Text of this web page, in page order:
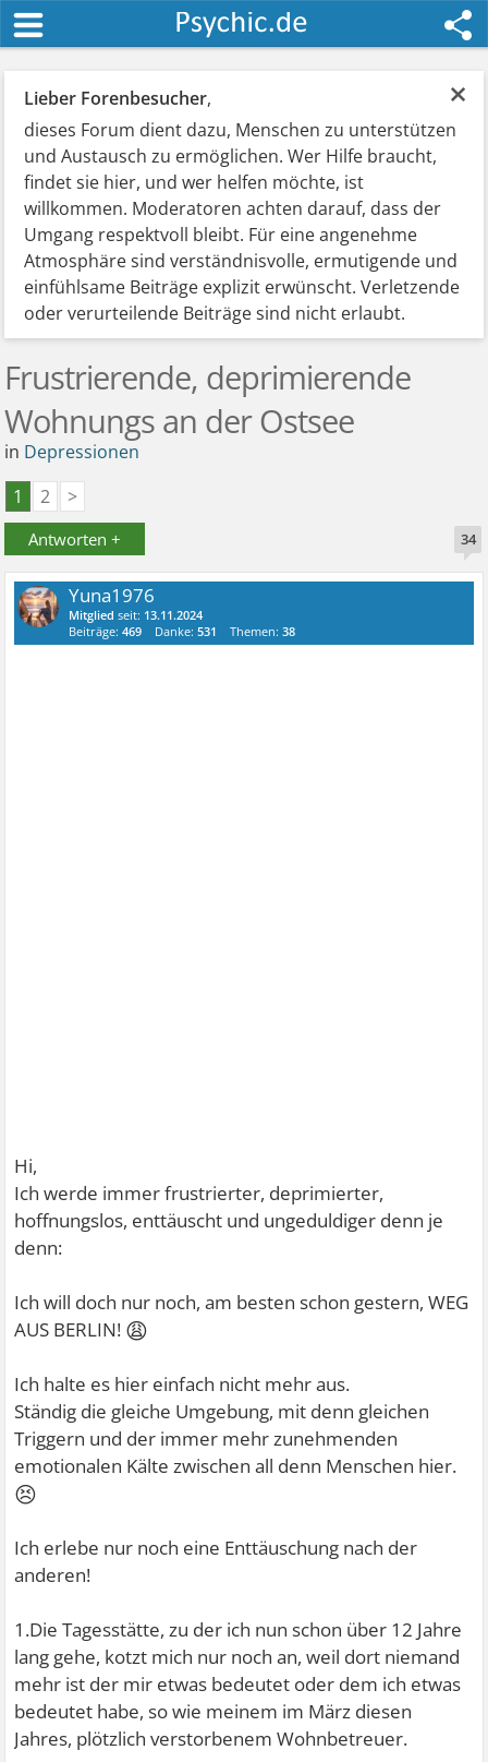
×
Lieber Forenbesucher,
dieses Forum dient dazu, Menschen zu unterstützen
und Austausch zu ermöglichen. Wer Hilfe braucht,
findet sie hier, und wer helfen möchte, ist
willkommen. Moderatoren achten darauf, dass der
Umgang respektvoll bleibt. Für eine angenehme
Atmosphäre sind verständnisvolle, ermutigende und
einfühlsame Beiträge explizit erwünscht. Verletzende
oder verurteilende Beiträge sind nicht erlaubt.
Frustrierende, deprimierende
Wohnungs an der Ostsee
in Depressionen
1
2 >
Antworten + 34
Yuna1976
Mitglied seit: 13.11.2024
Beiträge:469 Danke:531 Themen:38
Hi,
Ich werde immer frustrierter, deprimierter,
hoffnungslos, enttäuscht und ungeduldiger denn je
denn:
Ich will doch nur noch, am besten schon gestern, WEG
AUS BERLIN! 😩
Ich halte es hier einfach nicht mehr aus.
Ständig die gleiche Umgebung, mit denn gleichen
Triggern und der immer mehr zunehmenden
emotionalen Kälte zwischen all denn Menschen hier.
😣
Ich erlebe nur noch eine Enttäuschung nach der
anderen!
1.Die Tagesstätte, zu der ich nun schon über 12 Jahre
lang gehe, kotzt mich nur noch an, weil dort niemand
mehr ist der mir etwas bedeutet oder dem ich etwas
bedeutet habe, so wie meinem im März diesen
Jahres, plötzlich verstorbenem Wohnbetreuer.